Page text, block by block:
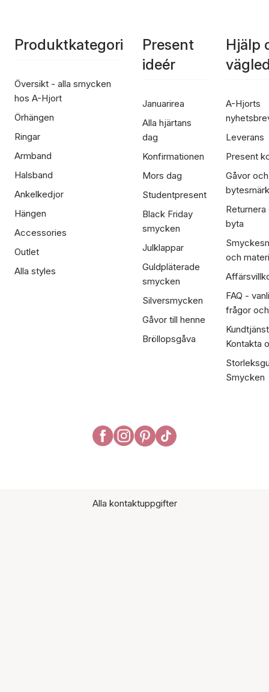
Produktkategori
Översikt - alla smycken
hos A-Hjort
Örhängen
Ringar
Armband
Halsband
Ankelkedjor
Hängen
Accessories
Outlet
Alla styles
Present
ideér
Januarirea
Alla hjärtans
dag
Konfirmationen
Mors dag
Studentpresent
Black Friday
smycken
Julklappar
Guldpläterade
smycken
Silversmycken
Gåvor till henne
Bröllopsgåva
Hjälp
A-Hjorts
Leverans
Present
Gåvor och
Returnera
byta
och
FAQ -
frågor
Kontakta
Smycken
Alla kontaktuppgifter